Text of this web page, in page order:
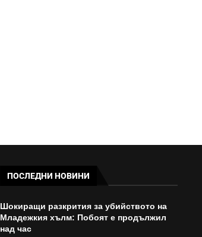
ПОСЛЕДНИ НОВИНИ
Шокиращи разкрития за убийството на
Младежкия хълм: Побоят е продължил
над час